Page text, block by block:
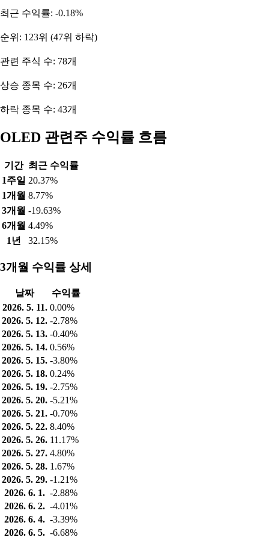
최근 수익률: -0.18%
순위: 123위 (47위 하락)
관련 주식 수: 78개
상승 종목 수: 26개
하락 종목 수: 43개
OLED 관련주 수익률 흐름
기간 최근 수익률
1주일 20.37%
1개월 8.77%
3개월 -19.63%
6개월 4.49%
1년
32.15%
3개월 수익률 상세
날짜
수익률
2026. 5. 11. 0.00%
2026. 5. 12. -2.78%
2026. 5. 13. -0.40%
2026. 5. 14. 0.56%
2026. 5. 15. -3.80%
2026. 5. 18. 0.24%
2026. 5. 19. -2.75%
2026. 5. 20. -5.21%
2026. 5. 21. -0.70%
2026. 5. 22. 8.40%
2026. 5. 26. 11.17%
2026. 5. 27. 4.80%
2026. 5. 28. 1.67%
2026. 5. 29. -1.21%
2026. 6. 1. -2.88%
2026. 6. 2. -4.01%
2026. 6. 4. -3.39%
2026. 6. 5. -6.68%